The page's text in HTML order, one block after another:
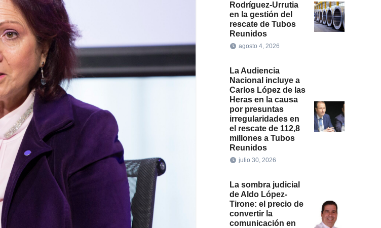
Rodríguez-Urrutia
en la gestión del
rescate de Tubos
Reunidos
agosto 4, 2026
La Audiencia
Nacional incluye a
Carlos López de las
Heras en la causa
por presuntas
irregularidades en
el rescate de 112,8
millones a Tubos
Reunidos
julio 30, 2026
La sombra judicial
de Aldo López-
Tirone: el precio de
convertir la
comunicación en